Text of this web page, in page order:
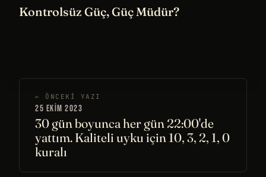
Kontrolsüz Güç, Güç Müdür?
← ÖNCEKI YAZI
25 EKIM 2023
30 gün boyunca her gün 22:00'de
yattım. Kaliteli uyku için 10, 3, 2, 1, 0
kuralı